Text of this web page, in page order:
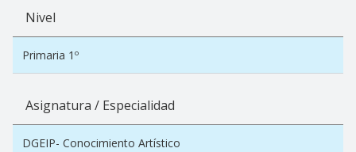
Nivel
Primaria 1º
Asignatura / Especialidad
DGEIP- Conocimiento Artístico